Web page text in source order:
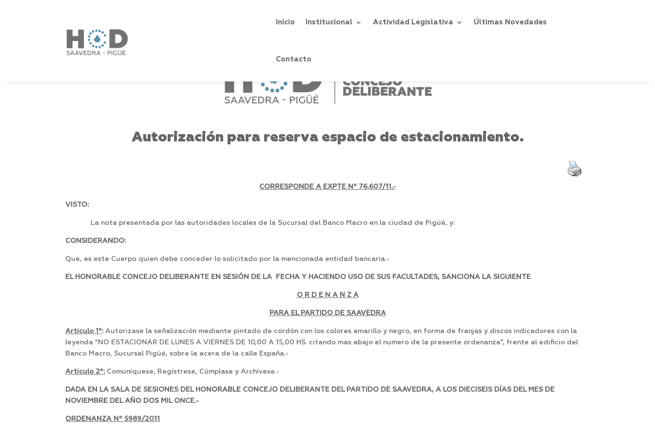
Inicio Institucional Actividad Legislativa Últimas Novedades
Contacto
Autorización para reserva espacio de estacionamiento.
CORRESPONDE A EXPTE Nº 76.607/11.-
VISTO:
La nota presentada por las autoridades locales de la Sucursal del Banco Macro en la ciudad de Pigüé, y:
CONSIDERANDO:
Que, es este Cuerpo quien debe conceder lo solicitado por la mencionada entidad bancaria.-
EL HONORABLE CONCEJO DELIBERANTE EN SESIÓN DE LA FECHA Y HACIENDO USO DE SUS FACULTADES, SANCIONA LA SIGUIENTE
O R D E N A N Z A
PARA EL PARTIDO DE SAAVEDRA
Articulo 1º: Autorizase la señalización mediante pintado de cordón con los colores amarillo y negro, en forma de franjas y discos indicadores con la
leyenda “NO ESTACIONAR DE LUNES A VIERNES DE 10,00 A 15,00 HS. citando mas abajo el numero de la presente ordenanza”, frente al edificio del
Banco Macro, Sucursal Pigüé, sobre la acera de la calle España.-
Articulo 2º: Comuníquese, Regístrese, Cúmplase y Archívese.-
DADA EN LA SALA DE SESIONES DEL HONORABLE CONCEJO DELIBERANTE DEL PARTIDO DE SAAVEDRA, A LOS DIECISEIS DÍAS DEL MES DE
NOVIEMBRE DEL AÑO DOS MIL ONCE.-
ORDENANZA Nº 5989/2011